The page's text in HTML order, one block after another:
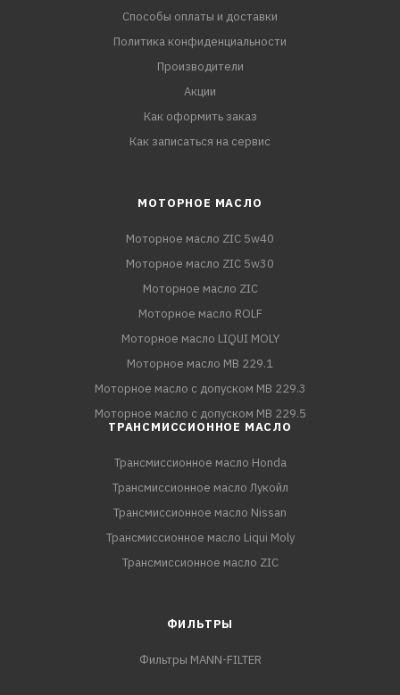
Способы оплаты и доставки
Политика конфиденциальности
Производители
Акции
Как оформить заказ
Как записаться на сервис
МОТОРНОЕ МАСЛО
Моторное масло ZIC 5w40
Моторное масло ZIC 5w30
Моторное масло ZIC
Моторное масло ROLF
Моторное масло LIQUI MOLY
Моторное масло MB 229.1
Моторное масло с допуском MB 229.3
Моторное масло с допуском MB 229.5
ТРАНСМИССИОННОЕ МАСЛО
Трансмиссионное масло Honda
Трансмиссионное масло Лукойл
Трансмиссионное масло Nissan
Трансмиссионное масло Liqui Moly
Трансмиссионное масло ZIC
ФИЛЬТРЫ
Фильтры MANN-FILTER